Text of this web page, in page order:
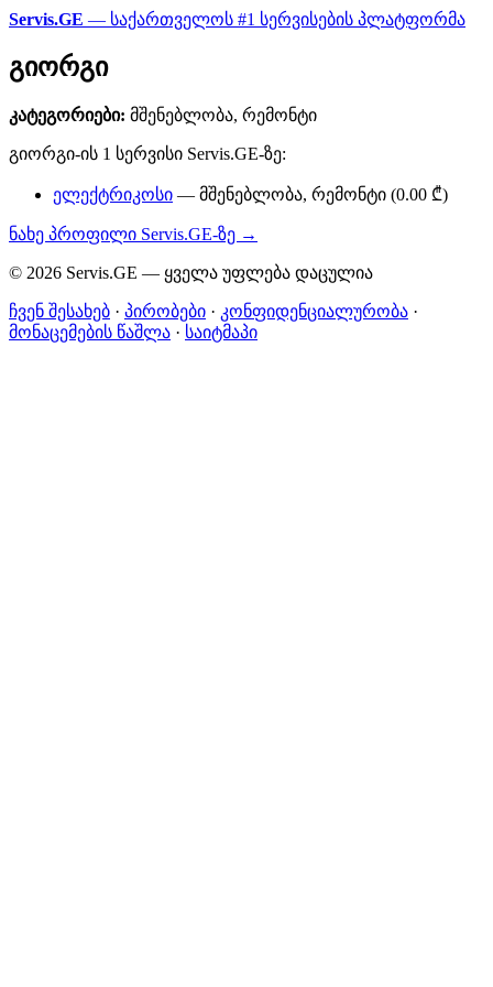
Servis.GE — საქართველოს #1 სერვისების პლატფორმა
გიორგი
კატეგორიები: მშენებლობა, რემონტი
გიორგი-ის 1 სერვისი Servis.GE-ზე:
ელექტრიკოსი — მშენებლობა, რემონტი (0.00 ₾)
ნახე პროფილი Servis.GE-ზე →
© 2026 Servis.GE — ყველა უფლება დაცულია
ჩვენ შესახებ · პირობები · კონფიდენციალურობა ·
მონაცემების წაშლა · საიტმაპი